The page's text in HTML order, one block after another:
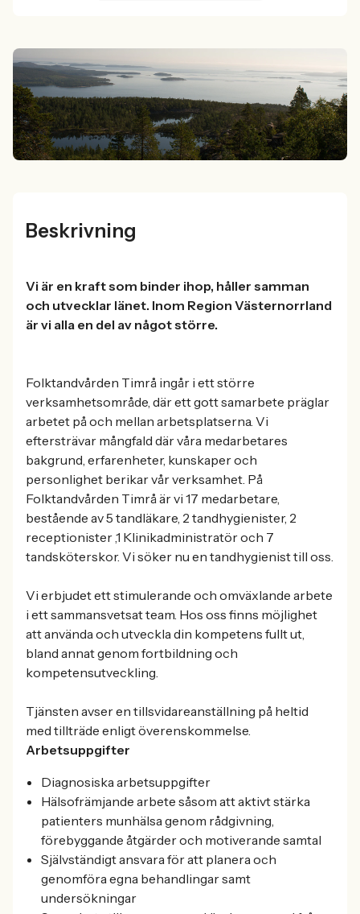
Beskrivning
Vi är en kraft som binder ihop, håller samman
och utvecklar länet. Inom Region Västernorrland
är vi alla en del av något större.
Folktandvården Timrå ingår i ett större
verksamhetsområde, där ett gott samarbete präglar
arbetet på och mellan arbetsplatserna. Vi
eftersträvar mångfald där våra medarbetares
bakgrund, erfarenheter, kunskaper och
personlighet berikar vår verksamhet. På
Folktandvården Timrå är vi 17 medarbetare,
bestående av 5 tandläkare, 2 tandhygienister, 2
receptionister ,1 Klinikadministratör och 7
tandsköterskor. Vi söker nu en tandhygienist till oss.
Vi erbjudet ett stimulerande och omväxlande arbete
i ett sammansvetsat team. Hos oss finns möjlighet
att använda och utveckla din kompetens fullt ut,
bland annat genom fortbildning och
kompetensutveckling.
Tjänsten avser en tillsvidareanställning på heltid
med tillträde enligt överenskommelse.
Arbetsuppgifter
Diagnosiska arbetsuppgifter
Hälsofrämjande arbete såsom att aktivt stärka
patienters munhälsa genom rådgivning,
förebyggande åtgärder och motiverande samtal
Självständigt ansvara för att planera och
genomföra egna behandlingar samt
undersökningar